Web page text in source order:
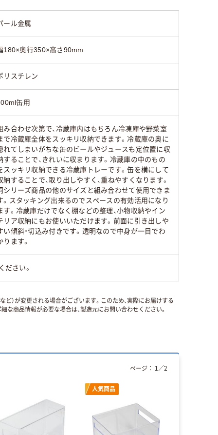
ール金属
180×奥行350×高さ90mm
リスチレン
缶用
み合わせ次第で、冷蔵庫内はもちろん冷凍庫や野菜室
で冷蔵庫全体をスッキリ収納できます。冷蔵庫の奥に
れてしまいがちな缶のビールやジュースも定位置に収
することで、きれいに収まります。冷蔵庫の中のもの
スッキリ収納できる冷蔵庫トレーです。缶を横にして
納することで、取り出しやすく、重ねやすくなります。
シリーズ商品の他のサイズと組み合わせて使用できま
。スタッキング出来るのでスペースの有効活用になり
す。冷蔵庫だけでなく棚などの整理、小物収納やイン
リア収納にもお使いいただけます。前面に引き出しや
い傾斜・切込み付きです。透明なので中身が一目でわ
ります。
ださい。
ど）が変更される場合がございます。このため、実際にお届けする
商品情報が必要な場合は、製造元にお問い合わせください。
人気商品
ページ： 1 ／2